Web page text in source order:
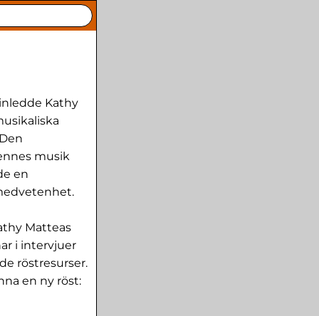
Kathy
musik
en
Matteas
i intervjuer
röstresurser.
en ny röst: